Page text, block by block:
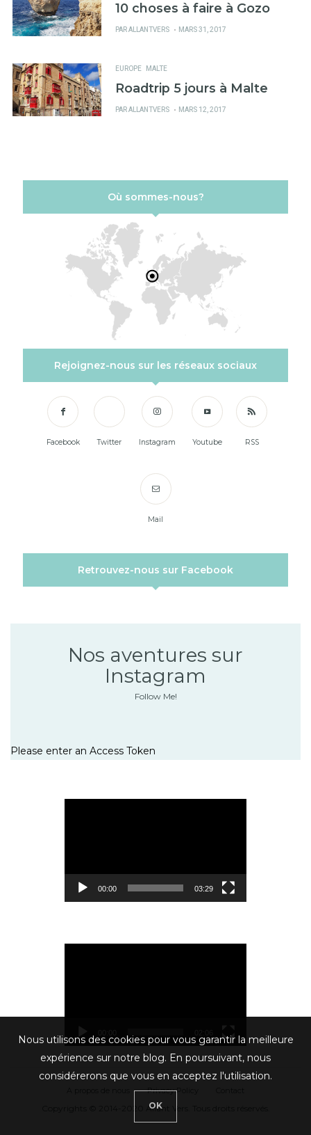
10 choses à faire à Gozo
PARALLANTVERS
PUBLIÉ
MARS 31, 2017
EUROPE MALTE
Roadtrip 5 jours à Malte
PARALLANTVERS
PUBLIÉ
MARS 12, 2017
Où sommes-nous?
Rejoignez-nous sur les réseaux sociaux
Facebook Twitter Instagram Youtube RSS
Mail
Retrouvez-nous sur Facebook
Nos aventures sur
Instagram
Follow Me!
Please enter an Access Token
00:00 03:29
Privacy Policy
Copyrights © 2014-2020 Allant Vers. Tous droits réservés.
Nous utilisons des cookies pour vous garantir la meilleure
expérience sur notre blog. En poursuivant, nous
considérerons que vous en acceptez l'utilisation.
OK